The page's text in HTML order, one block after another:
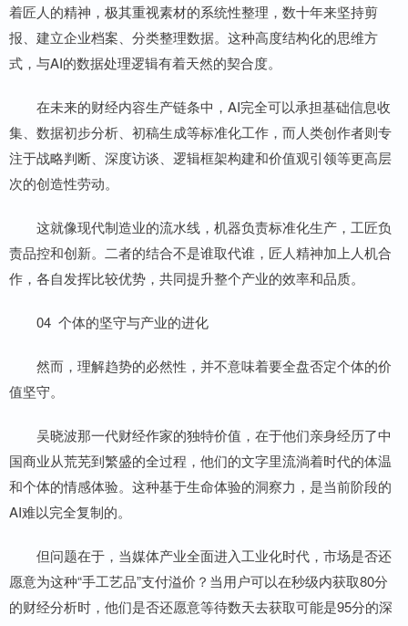
着匠人的精神，极其重视素材的系统性整理，数十年来坚持剪
报、建立企业档案、分类整理数据。这种高度结构化的思维方
式，与AI的数据处理逻辑有着天然的契合度。
在未来的财经内容生产链条中，AI完全可以承担基础信息收
集、数据初步分析、初稿生成等标准化工作，而人类创作者则专
注于战略判断、深度访谈、逻辑框架构建和价值观引领等更高层
次的创造性劳动。
这就像现代制造业的流水线，机器负责标准化生产，工匠负
责品控和创新。二者的结合不是谁取代谁，匠人精神加上人机合
作，各自发挥比较优势，共同提升整个产业的效率和品质。
04 个体的坚守与产业的进化
然而，理解趋势的必然性，并不意味着要全盘否定个体的价
值坚守。
吴晓波那一代财经作家的独特价值，在于他们亲身经历了中
国商业从荒芜到繁盛的全过程，他们的文字里流淌着时代的体温
和个体的情感体验。这种基于生命体验的洞察力，是当前阶段的
AI难以完全复制的。
但问题在于，当媒体产业全面进入工业化时代，市场是否还
愿意为这种“手工艺品”支付溢价？当用户可以在秒级内获取80分
的财经分析时，他们是否还愿意等待数天去获取可能是95分的深